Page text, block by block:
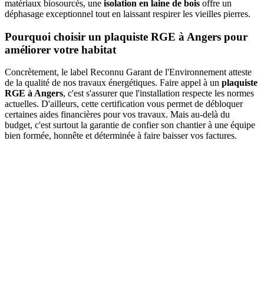
matériaux biosourcés, une isolation en laine de bois offre un
déphasage exceptionnel tout en laissant respirer les vieilles pierres.
Pourquoi choisir un plaquiste RGE à Angers pour
améliorer votre habitat
Concrètement, le label Reconnu Garant de l'Environnement atteste
de la qualité de nos travaux énergétiques. Faire appel à un plaquiste
RGE à Angers, c'est s'assurer que l'installation respecte les normes
actuelles. D'ailleurs, cette certification vous permet de débloquer
certaines aides financières pour vos travaux. Mais au-delà du
budget, c'est surtout la garantie de confier son chantier à une équipe
bien formée, honnête et déterminée à faire baisser vos factures.